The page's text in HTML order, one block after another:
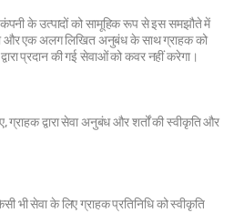
के उत्पादों को सामूहिक रूप से इस समझौते में
और एक अलग लिखित अनुबंध के साथ ग्राहक को
प्रदान की गई सेवाओं को कवर नहीं करेगा।
द्वारा सेवा अनुबंध और शर्तों की स्वीकृति और
भी सेवा के लिए ग्राहक प्रतिनिधि को स्वीकृति